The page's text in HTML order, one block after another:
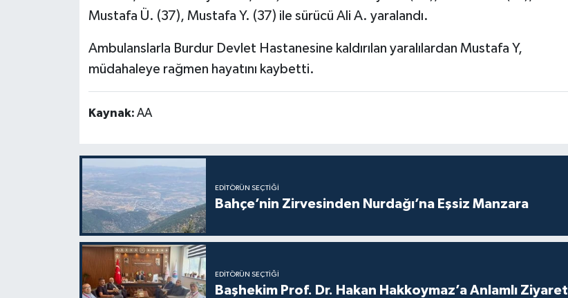
Mustafa Ü. (37), Mustafa Y. (37) ile sürücü Ali A. yaralandı.
Ambulanslarla Burdur Devlet Hastanesine kaldırılan yaralılardan Mustafa Y,
müdahaleye rağmen hayatını kaybetti.
Kaynak: AA
EDITÖRÜN SEÇTIĞI
Bahçe’nin Zirvesinden Nurdağı’na Eşsiz Manzara
EDITÖRÜN SEÇTIĞI
Başhekim Prof. Dr. Hakan Hakkoymaz’a Anlamlı Ziyaret